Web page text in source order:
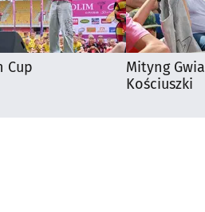
Cup
Mityng
Kościuszki